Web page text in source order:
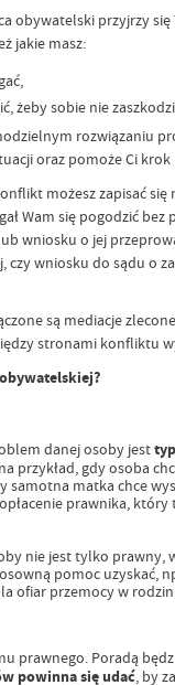
obywatelski przyjrzy
jakie masz:
żeby sobie nie
rozwiązaniu
oraz pomoże Ci
możesz zapisać się
Wam się pogodzić bez
wniosku o jej
wniosku do sądu o
są mediacje
stronami konfliktu
danej osoby jest
przykład, gdy osoba
samotna matka chce
prawnika, który
nie jest tylko
pomoc uzyskać,
ofiar przemocy w
prawnego. Poradą
powinna się udać, by